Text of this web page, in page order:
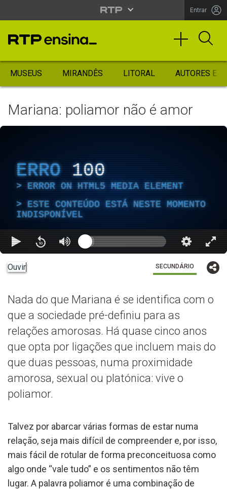
Entrar
MUSEUS MIRANDÊS LITORAL AUTORES
Mariana: poliamor não é amor
ERRO 100
ERROR ON HTML5 MEDIA ELEMENT
ESTE CONTEÚDO ESTÁ NESTE MOMENTO
INDISPONÍVEL
Ouvir SECUNDÁRIO
Nada do que Mariana é se identifica com o
que a sociedade pré-definiu para as
relações amorosas. Há quase cinco anos
que opta por ligações que incluem mais do
que duas pessoas, numa proximidade
amorosa, sexual ou platónica: vive o
poliamor.
Talvez por abarcar várias formas de estar numa
relação, seja mais difícil de compreender e, por isso,
mais fácil de rotular de forma preconceituosa como
algo onde “vale tudo” e os sentimentos não têm
lugar. A palavra poliamor é uma combinação de